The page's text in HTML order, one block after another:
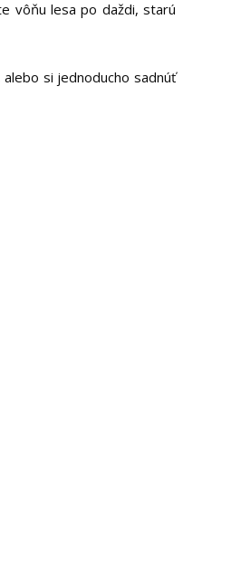
vôňu lesa po daždi, starú
si jednoducho sadnúť